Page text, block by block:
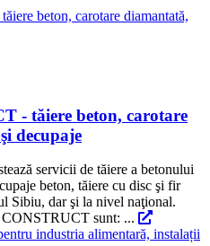
- tăiere beton, carotare
decupaje
servicii de tăiere a betonului
beton, tăiere cu disc şi fir
Sibiu, dar şi la nivel naţional.
sunt: ...